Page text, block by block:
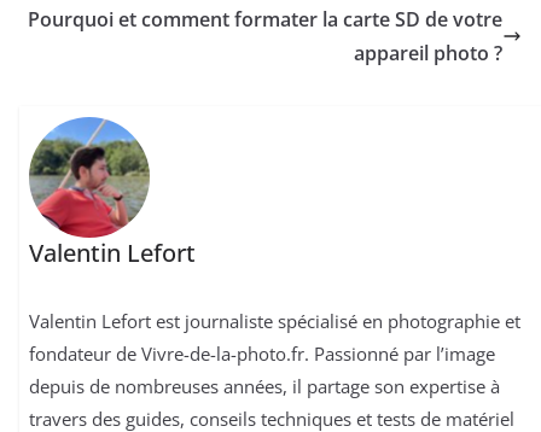
Pourquoi et comment formater la carte SD de votre
appareil photo ?
Valentin Lefort
Valentin Lefort est journaliste spécialisé en photographie et
fondateur de Vivre-de-la-photo.fr. Passionné par l’image
depuis de nombreuses années, il partage son expertise à
travers des guides, conseils techniques et tests de matériel